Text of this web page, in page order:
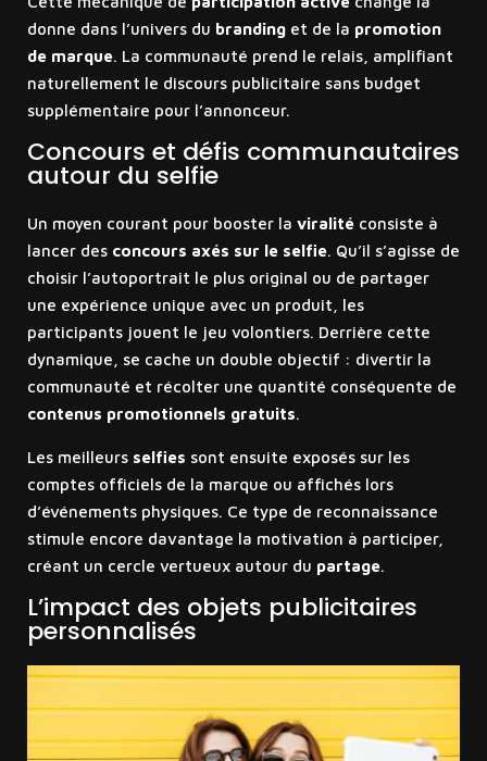
donne dans l’univers du brandinget de la promotion
de marque. La communauté prend le relais, amplifiant
naturellement le discours publicitaire sans budget
supplémentaire pour l’annonceur.
Concours et défis communautaires
autour du selfie
Un moyen courant pour booster la viralitéconsiste à
lancer des concours axés sur le selfie. Qu’il s’agisse de
choisir l’autoportrait le plus original ou de partager
une expérience unique avec un produit, les
participants jouent le jeu volontiers. Derrière cette
dynamique, se cache un double objectif : divertir la
communauté et récolter une quantité conséquente de
contenus promotionnels gratuits.
Les meilleurs selfies sont ensuite exposés sur les
comptes officiels de la marque ou affichés lors
d’événements physiques. Ce type de reconnaissance
stimule encore davantage la motivation à participer,
créant un cercle vertueux autour du partage.
L’impact des objets publicitaires
personnalisés